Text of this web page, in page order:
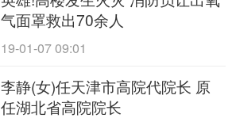
气面罩救出70余人
19-01-07 09:01
李静(女)任天津市高院代院长 原
任湖北省高院院长